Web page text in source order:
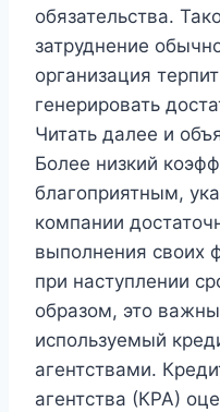
обязательства.
затруднение
организация
генерировать
Читать далее и
Более низкий
благоприятным,
компании
выполнения своих
при наступлении
образом, это
используемый
агентствами.
агентства (КРА)